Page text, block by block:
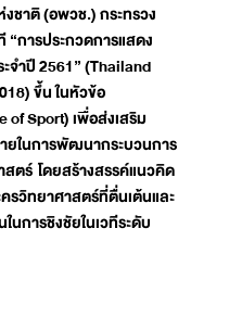
าติ (อพวช.) กระทรวง
“การประกวดการแสดง
จำปี 2561” (Thailand
ขึ้น ในหัวข้อ
Sport) เพื่อส่งเสริม
ยในการพัฒนากระบวนการ
ตร์ โดยสร้างสรรค์แนวคิด
รวิทยาศาสตร์ที่ตื่นเต้นและ
การชิงชัยในเวทีระดับ